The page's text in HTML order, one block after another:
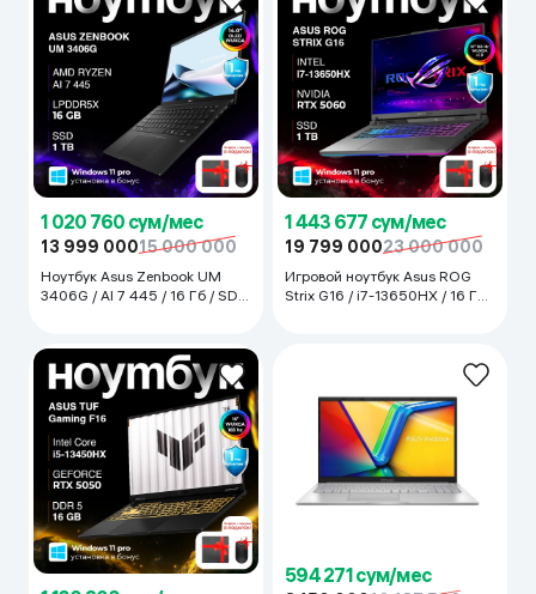
1 020 760 сум/мес
13 999 00015 000 000
Ноутбук Asus Zenbook UM
3406G / AI 7 445 / 16 Гб / SDD
1 443 677 сум/мес
19 799 00023 000 000
Игровой ноутбук Asus ROG
Strix G16 / i7-13650HX / 16 Гб /
594 271 сум/мес